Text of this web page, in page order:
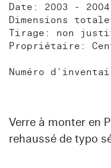
Date: 2003 - 2004
Dimensions
Tirage: non
Propriétaire:
Numéro
Verre à monter en
rehaussé de typo